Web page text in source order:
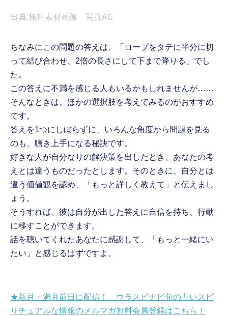
出典:無料素材画像 写真AC
ちなみにこの問題の答えは、「ロープをタテに半分に切
って結び合わせ、2倍の長さにして下まで降りる」でし
た。
この答えに不満を感じる人もいるかもしれませんが……
そんなときは、ほかの選択肢を考えてみるのがおすすめ
です。
答えを1つにしぼらずに、いろんな角度から問題を見る
のも、聴き上手になる秘訣です。
好きな人が自分なりの解決策を出したとき、あなたの考
えとは違うものだったとします。そのときに、自分とは
違う価値観を認め、「もっと詳しく教えて」と伝えまし
ょう。
そうすれば、彼は自分が出した答えに自信を持ち、行動
に移すことができます。
話を聴いてくれたあなたに感謝して、「もっと一緒にい
たい」と感じるはずですよ。
★新月・満月前日に配信！ ウラスピナビ旬の占いスピ
リチュアルな情報のメルマガ無料会員登録はこちら！